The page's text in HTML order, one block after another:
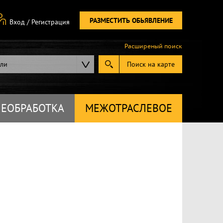
РАЗМЕСТИТЬ ОБЬЯВЛЕНИЕ
Вход / Регистрация
Поиск на карте
Расширеный поиск
МЕЖОТРАСЛЕВОЕ